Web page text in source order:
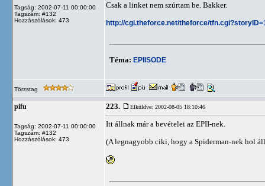
Tagság: 2002-07-11 00:00:00
Tagszám: #132
Hozzászólások: 473
Csak a linket nem szúrtam be. Bakker.
http://cgi.theforce.net/theforce/
Téma: EPIISODE
Törzstag
pifu
Tagság: 2002-07-11 00:00:00
Tagszám: #132
Hozzászólások: 473
223. Elküldve: 2002-08-05 18:10:46
Itt állnak már a bevételei az EPII-nek.
(A legnagyobb ciki, hogy a Spiderman-nek hol